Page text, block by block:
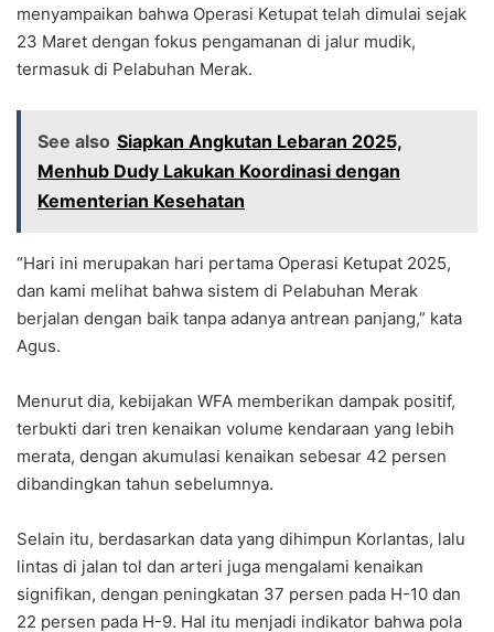
menyampaikan bahwa Operasi Ketupat telah dimulai sejak
23 Maret dengan fokus pengamanan di jalur mudik,
termasuk di Pelabuhan Merak.
See also Siapkan Angkutan Lebaran 2025,
Menhub Dudy Lakukan Koordinasi dengan
Kementerian Kesehatan
“Hari ini merupakan hari pertama Operasi Ketupat 2025,
dan kami melihat bahwa sistem di Pelabuhan Merak
berjalan dengan baik tanpa adanya antrean panjang,” kata
Agus.
Menurut dia, kebijakan WFA memberikan dampak positif,
terbukti dari tren kenaikan volume kendaraan yang lebih
merata, dengan akumulasi kenaikan sebesar 42 persen
dibandingkan tahun sebelumnya.
Selain itu, berdasarkan data yang dihimpun Korlantas, lalu
lintas di jalan tol dan arteri juga mengalami kenaikan
signifikan, dengan peningkatan 37 persen pada H-10 dan
22 persen pada H-9. Hal itu menjadi indikator bahwa pola